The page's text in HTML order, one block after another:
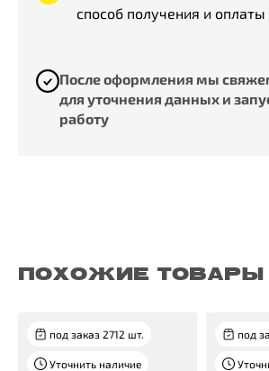
способ получения и оплаты
После оформления мы
для уточнения данных и
работу
ПОХОЖИЕ ТОВАРЫ
под заказ 2712 шт.
Уточнить наличие
под